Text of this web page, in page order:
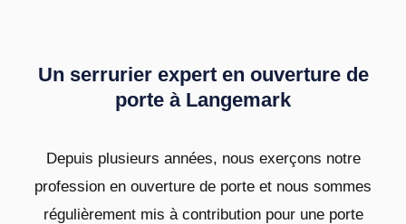
Un serrurier expert en ouverture de
porte à Langemark
Depuis plusieurs années, nous exerçons notre
profession en ouverture de porte et nous sommes
régulièrement mis à contribution pour une porte